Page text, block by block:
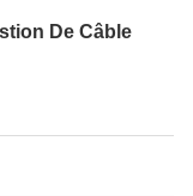
De Câble